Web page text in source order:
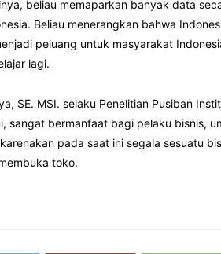
beliau memaparkan banyak data
Beliau menerangkan bahwa
peluang untuk masyarakat
lagi.
SE. MSI. selaku Penelitian Pusiban
sangat bermanfaat bagi pelaku bisnis,
pada saat ini segala sesuatu
toko.